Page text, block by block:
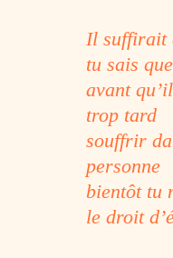
Il suffirait
tu sais
avant
trop tard
souffrir
personne
bientôt tu
le droit